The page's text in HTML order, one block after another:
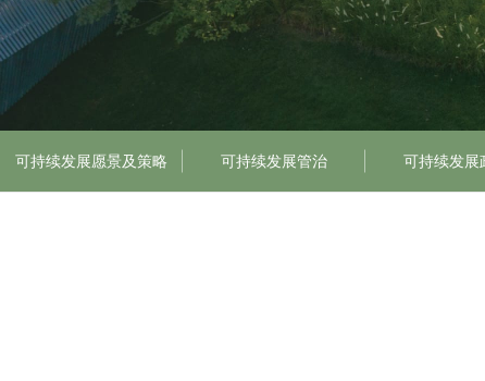
可持续发展愿景及策略 可持续发展管治 可持续发展